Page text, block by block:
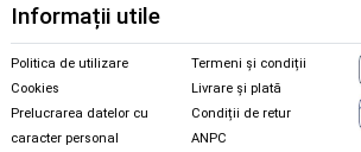
Informații utile
Politica de utilizare
Cookies
Prelucrarea datelor cu
caracter personal
Termeni și condiții
Livrare și plată
Condiții de retur
ANPC